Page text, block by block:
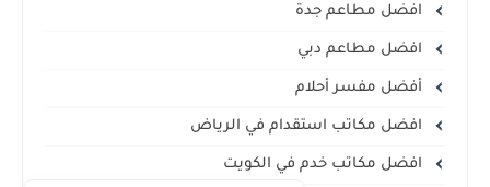
افضل مطاعم جدة
افضل مطاعم دبي
أفضل مفسر أحلام
افضل مكاتب استقدام في الرياض
افضل مكاتب خدم في الكويت